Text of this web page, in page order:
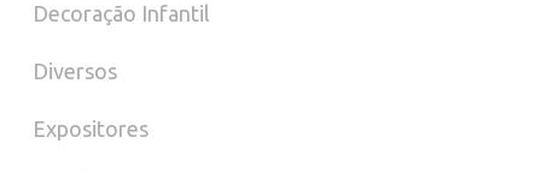
Decoração Infantil
Diversos
Expositores